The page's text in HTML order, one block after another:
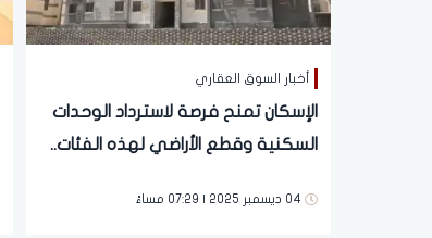
أخبار السوق العقاري
الإسكان تمنح فرصة لاسترداد الوحدات
السكنية وقطع الأراضي لهذه الفئات..
04 ديسمبر 2025 | 07:29 مساءً